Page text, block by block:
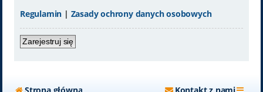
Regulamin | Zasady ochrony danych osobowych
Zarejestruj się
Strona główna Kontakt z nami